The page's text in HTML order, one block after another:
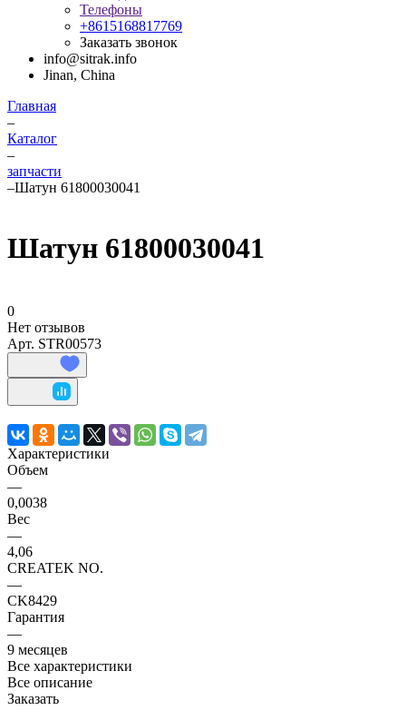
Телефоны
+8615168817769
Заказать звонок
info@sitrak.info
Jinan, China
Главная
–
Каталог
–
запчасти
–Шатун 61800030041
Шатун 61800030041
0
Нет отзывов
Арт. STR00573
Характеристики
Объем
—
0,0038
Вес
—
4,06
CREATEK NO.
—
CK8429
Гарантия
—
9 месяцев
Все характеристики
Все описание
Заказать